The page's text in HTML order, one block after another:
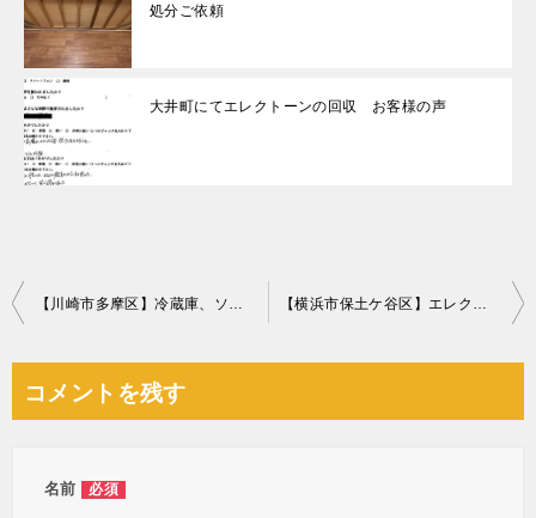
処分ご依頼
大井町にてエレクトーンの回収 お客様の声
投
ビ
【川崎市多摩区】冷蔵庫、ソファーベッド、椅子の回収・処分ご依頼 【横浜市保土ケ谷区】エレクトーンの回収・処分ご依頼 お客様の声
コメントを残す
名前 必須